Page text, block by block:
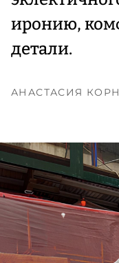
иронию,
детали.
АНАСТАСИЯ КОРН